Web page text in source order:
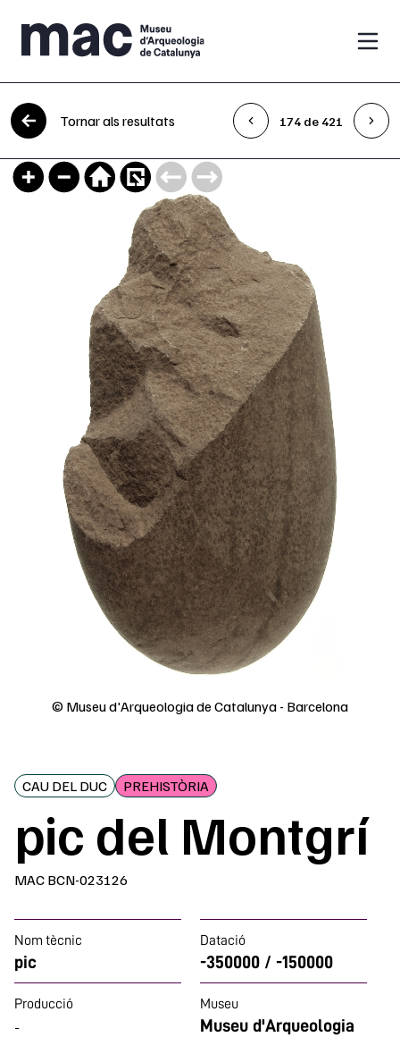
Vés al contingut
Tornar als resultats 174 de 421
© Museu d'Arqueologia de Catalunya - Barcelona
CAU DEL DUC PREHISTÒRIA
pic del Montgrí
MAC BCN-023126
Nom tècnic
pic
Datació
-350000 / -150000
Producció
-
Museu
Museu d'Arqueologia